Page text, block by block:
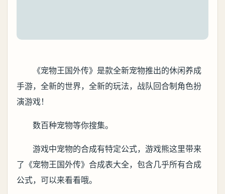
《宠物王国外传》是款全新宠物推出的休闲养成
手游，全新的世界，全新的玩法，战队回合制角色扮
演游戏！
数百种宠物等你搜集。
游戏中宠物的合成有特定公式，游戏熊这里带来
了《宠物王国外传》合成表大全，包含几乎所有合成
公式，可以来看看哦。